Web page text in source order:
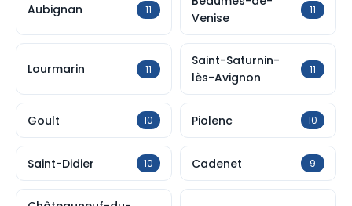
Aubignan 11
Venise
11
Lourmarin 11
Saint-Saturnin-
lès-Avignon
11
Goult 10 Piolenc 10
Saint-Didier 10 Cadenet 9